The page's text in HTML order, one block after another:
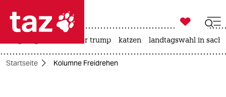
 taz zahl ich
taz zahl ich

taz zahl ich
usa unter trump katzen landtagswahl in
Startseite Kolumne Freidrehen